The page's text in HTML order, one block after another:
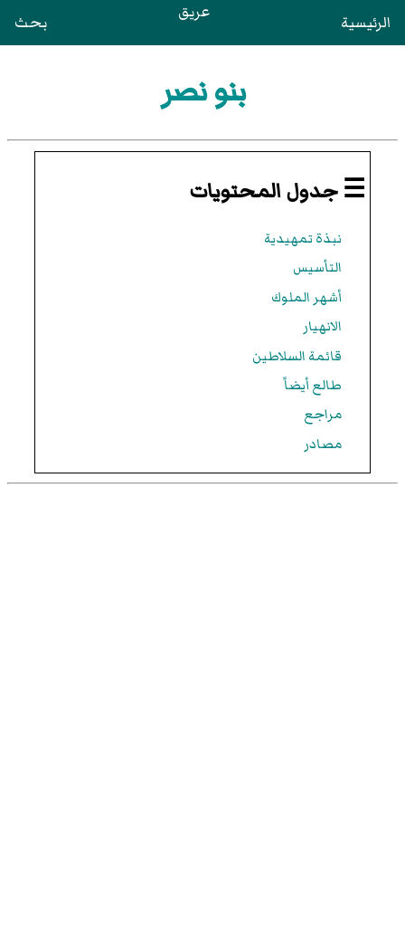
الرئيسية عريق بحث
بنو نصر
☰ جدول المحتويات
نبذة تمهيدية
التأسيس
أشهر الملوك
الانهيار
قائمة السلاطين
طالع أيضاً
مراجع
مصادر